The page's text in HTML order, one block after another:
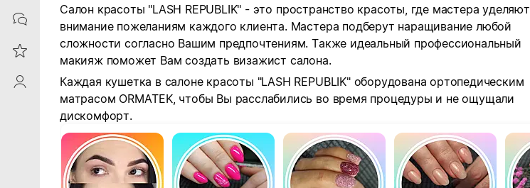
Contacts
Reviews
ProfileSaby
Салон красоты "LASH REPUBLIK" - это пространство красоты, где мастера уделяют
внимание пожеланиям каждого клиента. Мастера подберут наращивание любой
сложности согласно Вашим предпочтениям. Также идеальный профессиональный
макияж поможет Вам создать визажист салона.
Каждая кушетка в салоне красоты "LASH REPUBLIK" оборудована ортопедическим
матрасом ORMATEK, чтобы Вы расслабились во время процедуры и не ощущали
дискомфорт.